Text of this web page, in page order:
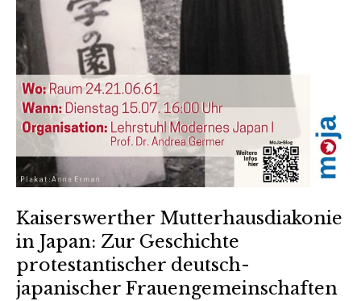
Kaiserswerther Mutterhausdiakonie
in Japan: Zur Geschichte
protestantischer deutsch-
japanischer Frauengemeinschaften